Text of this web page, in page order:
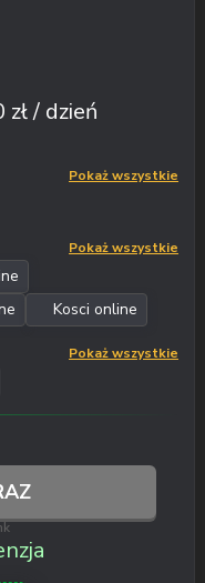
zł / dzień
Pokaż wszystkie
Pokaż wszystkie
Kosci online
Pokaż wszystkie